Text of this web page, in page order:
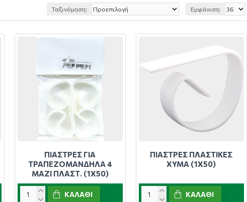
Ταξινόμηση: Εμφάνιση:
ΠΙΑΣΤΡΕΣ ΓΙΑ
ΤΡΑΠΕΖΟΜΑΝΔΗΛΑ 4
ΜΑΖΙ ΠΛΑΣΤ. (1Χ50)
ΚΑΛΆΘΙ
ΠΙΑΣΤΡΕΣ ΠΛΑΣΤΙΚΕΣ
ΧΥΜΑ (1Χ50)
ΚΑΛΆΘΙ